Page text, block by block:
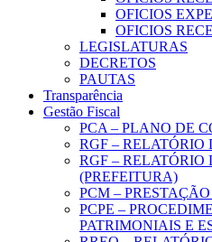
OFICIOS
OFICIOS
LEGISLATURAS
DECRETOS
PAUTAS
Transparência
Gestão Fiscal
PCA – PLANO DE
RGF – RELATÓRIO
RGF – RELATÓRIO
(PREFEITURA)
PCM –
PCPE –
PATRIMONIAIS E